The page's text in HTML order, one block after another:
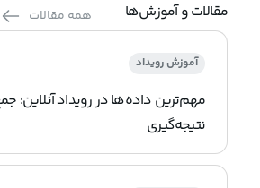
مقالات و آموزش‌ها
همه مقالات
آموزش رویداد
مهم‌ترین داده‌ها در رویداد آنلاین؛
نتیجه‌گیری